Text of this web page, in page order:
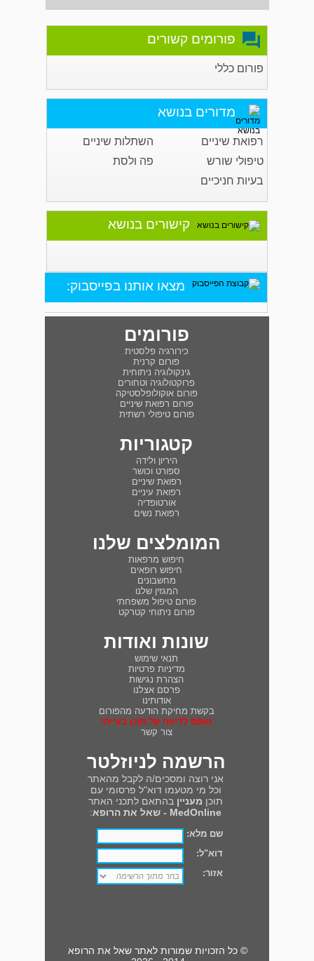
פורומים קשורים
פורום כללי
מדורים בנושא
רפואת שיניים
השתלות שיניים
טיפולי שורש
פה ולסת
בעיות חניכיים
קישורים בנושא
מצאו אותנו בפייסבוק:
פורומים
כירורגיה פלסטית
פורום קרנית
גינקולוגיה ניתוחית
פרוקטולוגיה וטחורים
פורום אוקולופלסטיקה
פורום רפואת שיניים
פורום טיפולי רשתית
קטגוריות
היריון ולידה
ספורט וכושר
רפואת שיניים
רפואת עיניים
אורטופדיה
רפואת נשים
המומלצים שלנו
חיפוש מרפאות
חיפוש רופאים
מחשבונים
המגזין שלנו
פורום טיפול משפחתי
פורום ניתוחי קטרקט
שונות ואודות
תנאי שימוש
מדיניות פרטיות
הצהרת נגישות
פרסם אצלנו
אודותינו
בקשת מחיקת הודעה מהפורום
טופס לדיווח על תוכן בעייתי
צור קשר
הרשמה לניוזלטר
אני רוצה ומסכים/ה לקבל מהאתר
וכל מי מטעמו דוא"ל פרסומי עם
תוכן מעניין בהתאם לתכני האתר
MedOnline - שאל את הרופא
:
שם מלא:
דוא"ל:
אזור:
© כל הזכויות שמורות לאתר שאל את הרופא